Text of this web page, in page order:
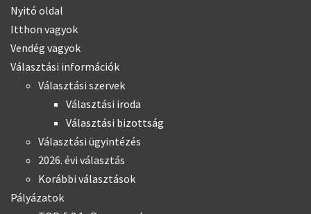
Nyitó oldal
Itthon vagyok
Vendég vagyok
Választási információk
Választási szervek
Választási iroda
Választási bizottság
Választási ügyintézés
2026. évi választás
Korábbi választások
Pályázatok